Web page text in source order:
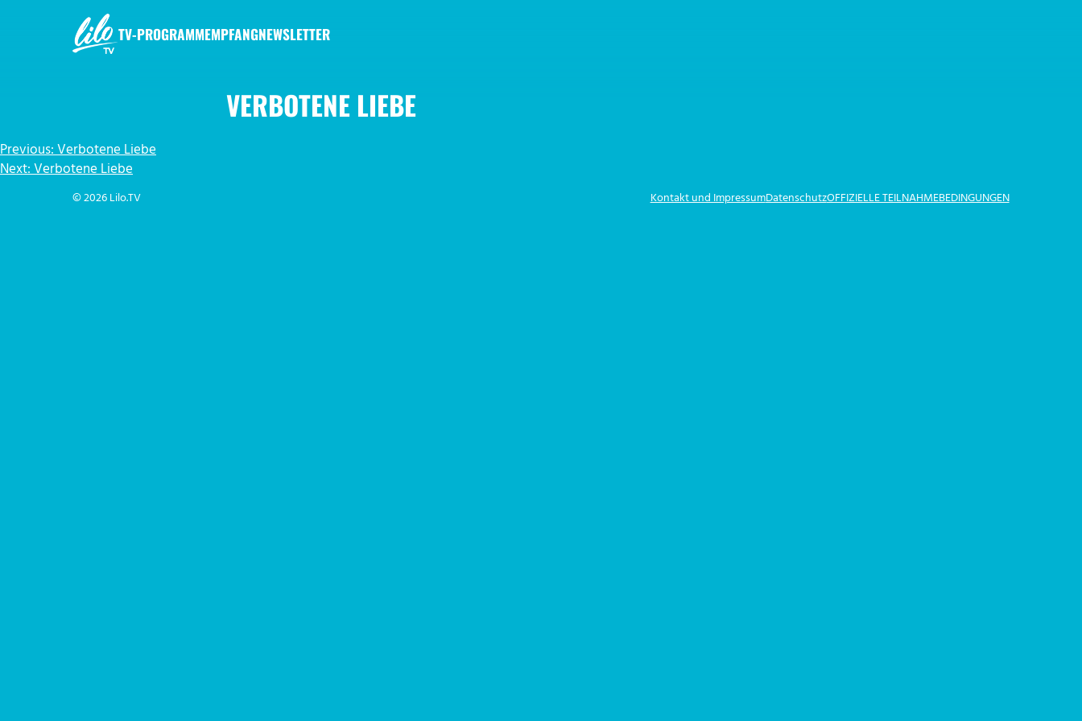
TV-PROGRAMMEMPFANGNEWSLETTER
VERBOTENE LIEBE
BEITRAGSNAVIGATION
Previous:Verbotene Liebe
Next:Verbotene Liebe
© 2026 Lilo.TV Kontakt und ImpressumDatenschutzOFFIZIELLE TEILNAHMEBEDINGUNGEN